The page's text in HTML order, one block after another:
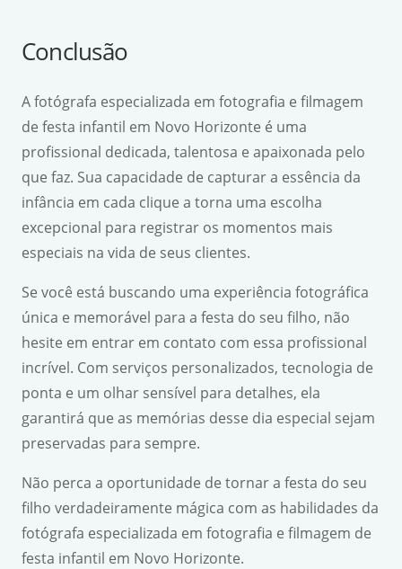
Conclusão
A fotógrafa especializada em fotografia e filmagem
de festa infantil em Novo Horizonte é uma
profissional dedicada, talentosa e apaixonada pelo
que faz. Sua capacidade de capturar a essência da
infância em cada clique a torna uma escolha
excepcional para registrar os momentos mais
especiais na vida de seus clientes.
Se você está buscando uma experiência fotográfica
única e memorável para a festa do seu filho, não
hesite em entrar em contato com essa profissional
incrível. Com serviços personalizados, tecnologia de
ponta e um olhar sensível para detalhes, ela
garantirá que as memórias desse dia especial sejam
preservadas para sempre.
Não perca a oportunidade de tornar a festa do seu
filho verdadeiramente mágica com as habilidades da
fotógrafa especializada em fotografia e filmagem de
festa infantil em Novo Horizonte.